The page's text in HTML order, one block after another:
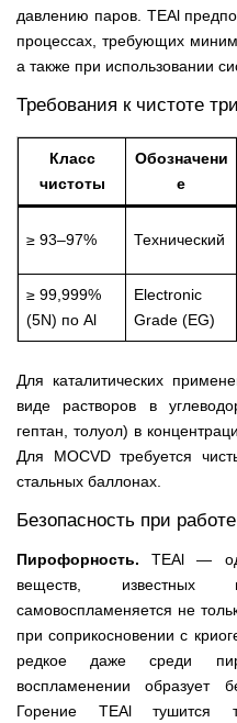
давлению паров. TEAl
процессах, требующих
а также при использовании
Требования к чистоте
Класс
чистоты
Обозначени
е
≥ 93–97% Технический
≥ 99,999%
(5N) по Al
Electronic
Grade (EG)
Для каталитических
виде растворов в
гептан, толуол) в
Для MOCVD требуется
стальных баллонах.
Безопасность при
Пирофорность. TEAl —
веществ,
самовоспламеняется не
при соприкосновении с
редкое даже среди
воспламенении образует
Горение TEAl тушится